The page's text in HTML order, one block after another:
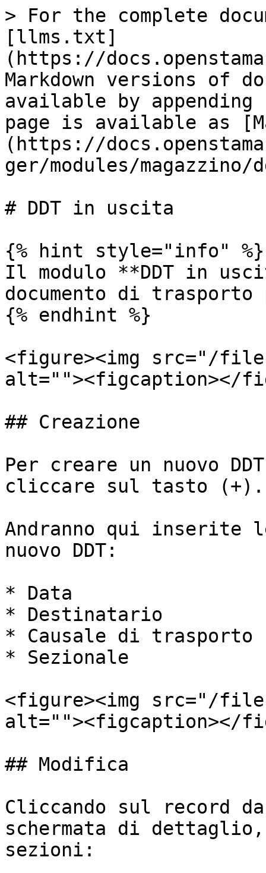
> For the complete
[llms.txt]
(https://
Markdown versions of
available by
page is available as
(https://
ger/modules/
# DDT in uscita
{% hint style="info" %}
Il modulo **DDT in
documento di
{% endhint %}
<figure><img src="/files/
alt=""><figcaption></
## Creazione
Per creare un nuovo
cliccare sul tasto (+).
Andranno qui
nuovo DDT:
* Data
* Destinatario
* Causale di trasporto
* Sezionale
<figure><img src="/files/
alt=""><figcaption></
## Modifica
Cliccando sul record
schermata di
sezioni: